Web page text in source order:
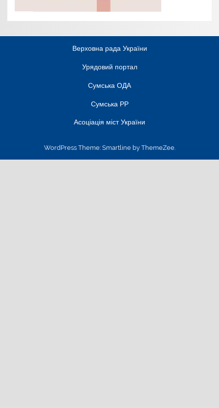
Верховна рада України
Урядовий портал
Сумська ОДА
Сумська РР
Асоціація міст України
WordPress Theme: Smartline by ThemeZee.